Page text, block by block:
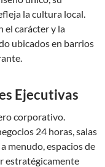
la cultura local.
el carácter y la
ubicados en barrios
Ejecutivas
corporativo.
24 horas, salas
menudo, espacios de
estratégicamente